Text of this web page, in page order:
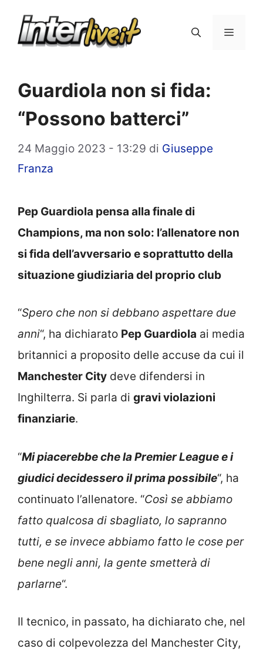
Menu
Guardiola non si fida:
“Possono batterci”
24 Maggio 2023 - 13:29 di Giuseppe
Franza
Pep Guardiola pensa alla finale di
Champions, ma non solo: l’allenatore non
si fida dell’avversario e soprattutto della
situazione giudiziaria del proprio club
“Spero che non si debbano aspettare due
anni“, ha dichiarato Pep Guardiola ai media
britannici a proposito delle accuse da cui il
Manchester City deve difendersi in
Inghilterra. Si parla di gravi violazioni
finanziarie.
“Mi piacerebbe che la Premier League e i
giudici decidessero il prima possibile“, ha
continuato l’allenatore. “Così se abbiamo
fatto qualcosa di sbagliato, lo sapranno
tutti, e se invece abbiamo fatto le cose per
bene negli anni, la gente smetterà di
parlarne“.
Il tecnico, in passato, ha dichiarato che, nel
caso di colpevolezza del Manchester City,